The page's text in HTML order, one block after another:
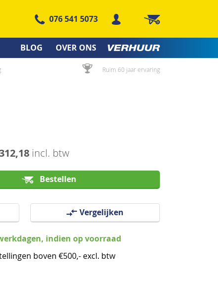
076 541 5073 Winkelwagen
BLOG OVER ONS
Ruim 60 jaar ervaring
incl. btw
Bestellen
Vergelijken
indien op voorraad
boven €500,- excl. btw